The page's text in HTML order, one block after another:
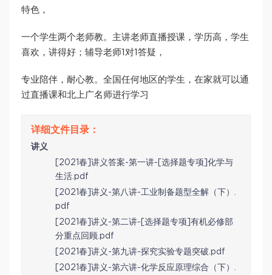
特色，
一个学生两个老师教。主讲老师直播授课，学历高，学生
喜欢，讲得好；辅导老师1对1答疑，
专业陪伴，耐心教。全国任何地区的学生，在家就可以通
过直播课和北上广名师进行学习
讲义
[2021春]讲义答案-第一讲-[选择题专项]化学与
生活.pdf
[2021春]讲义-第八讲-工业制备题型全解（下）.
pdf
[2021春]讲义-第二讲-[选择题专项]有机必修部
分重点回顾.pdf
[2021春]讲义-第九讲-探究实验专题突破.pdf
[2021春]讲义-第六讲-化学反应原理综合（下）.